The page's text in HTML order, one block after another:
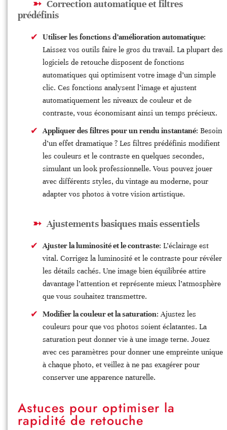
Correction automatique et filtres
prédéfinis
Utiliser les fonctions d’amélioration automatique:
Laissez vos outils faire le gros du travail. La plupart des
logiciels de retouche disposent de fonctions
automatiques qui optimisent votre image d’un simple
clic. Ces fonctions analysent l’image et ajustent
automatiquement les niveaux de couleur et de
contraste, vous économisant ainsi un temps précieux.
Appliquer des filtres pour un rendu instantané: Besoin
d’un effet dramatique ? Les filtres prédéfinis modifient
les couleurs et le contraste en quelques secondes,
simulant un look professionnelle. Vous pouvez jouer
avec différents styles, du vintage au moderne, pour
adapter vos photos à votre vision artistique.
Ajustements basiques mais essentiels
Ajuster la luminosité et le contraste: L’éclairage est
vital. Corrigez la luminosité et le contraste pour révéler
les détails cachés. Une image bien équilibrée attire
davantage l’attention et représente mieux l’atmosphère
que vous souhaitez transmettre.
Modifier la couleur et la saturation: Ajustez les
couleurs pour que vos photos soient éclatantes. La
saturation peut donner vie à une image terne. Jouez
avec ces paramètres pour donner une empreinte unique
à chaque photo, et veillez à ne pas exagérer pour
conserver une apparence naturelle.
Astuces pour optimiser la
rapidité de retouche